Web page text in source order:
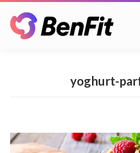
yoghurt-